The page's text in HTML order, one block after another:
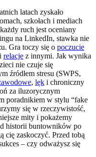
latach zyskało
szkołach i mediach
ruch jest oceniany
na LinkedIn, stawka nie
Gra toczy się o poczucie
i relacje z innymi. Jak wynika
nie czuje się
źródłem stresu (SWPS,
, lęk i chroniczny
za iluzorycznym
poradnikiem w stylu “fake
się w rzeczywistość,
mity i pokażemy
historii buntowników po
cię zaskoczyć. Przed tobą
– czy odważysz się